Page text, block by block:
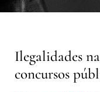
Ilegalidades
concursos